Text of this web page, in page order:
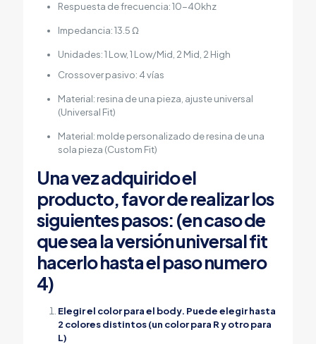
Respuesta de frecuencia: 10-40khz
Impedancia: 13.5 Ω
Unidades: 1 Low, 1 Low/Mid, 2 Mid, 2 High
Crossover pasivo: 4 vías
Material: resina de una pieza, ajuste universal
(Universal Fit)
Material: molde personalizado de resina de una
sola pieza (Custom Fit)
Una vez adquirido el
producto, favor de realizar los
siguientes pasos: (en caso de
que sea la versión universal fit
hacerlo hasta el paso numero
4)
Elegir el color para el body. Puede elegir hasta
2 colores distintos (un color para R y otro para
L)